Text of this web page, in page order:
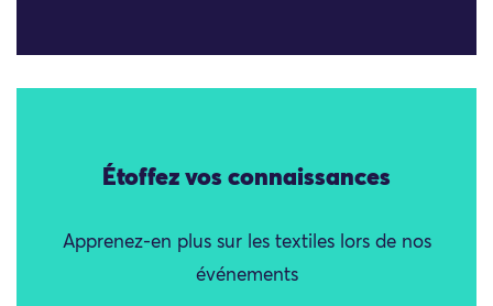
Étoffez vos connaissances
Apprenez-en plus sur les textiles lors de nos
événements